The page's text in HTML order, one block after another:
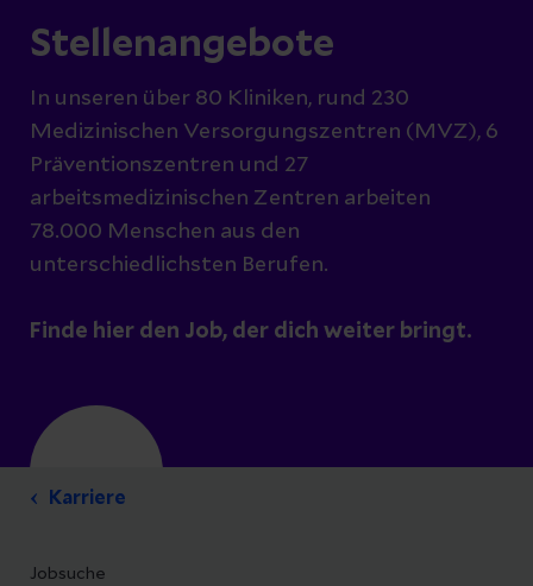
Stellenangebote
In unseren über 80 Kliniken, rund 230
Medizinischen Versorgungszentren (MVZ), 6
Präventionszentren und 27
arbeitsmedizinischen Zentren arbeiten
78.000 Menschen aus den
unterschiedlichsten Berufen.
Finde hier den Job, der dich weiter bringt.
Karriere
Jobsuche